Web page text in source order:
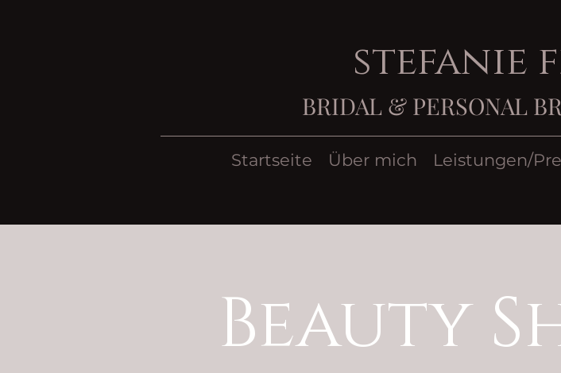
stefanie
BRIDAL & PERSONAL
Startseite Über mich Leistungen/
Beauty